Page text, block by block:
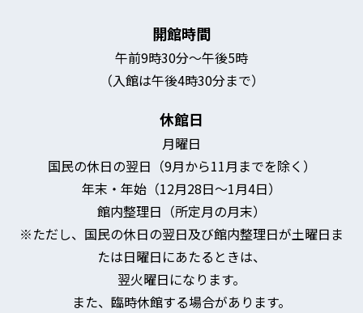
開館時間
午前9時30分～午後5時
（入館は午後4時30分まで）
休館日
月曜日
国民の休日の翌日（9月から11月までを除く）
年末・年始（12月28日～1月4日）
館内整理日（所定月の月末）
※ただし、国民の休日の翌日及び館内整理日が土曜日ま
たは日曜日にあたるときは、
翌火曜日になります。
また、臨時休館する場合があります。